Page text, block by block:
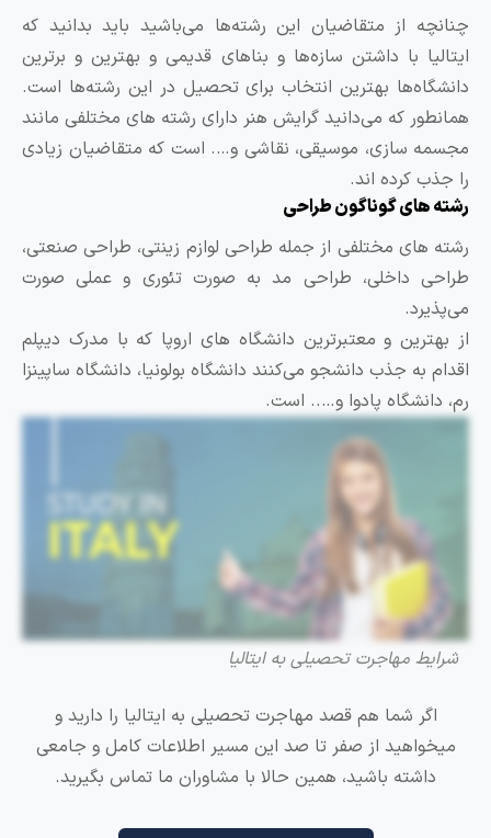
از متقاضیان این رشته‌ها می‌باشید باید بدانید که
با داشتن سازه‌ها و بناهای قدیمی و بهترین و برترین
بهترین انتخاب برای تحصیل در این رشته‌ها است.
که می‌دانید گرایش هنر دارای رشته های مختلفی مانند
سازی، موسیقی، نقاشی و…. است که متقاضیان زیادی
جذب کرده اند.
های گوناگون طراحی
های مختلفی از جمله طراحی لوازم زینتی، طراحی صنعتی،
داخلی، طراحی مد به صورت تئوری و عملی صورت
بهترین و معتبرترین دانشگاه های اروپا که با مدرک دیپلم
به جذب دانشجو می‌کنند دانشگاه بولونیا، دانشگاه ساپینزا
دانشگاه پادوا و….. است.
شرایط مهاجرت تحصیلی به ایتالیا
اگر شما هم قصد مهاجرت تحصیلی به ایتالیا را دارید و
میخواهید از صفر تا صد این مسیر اطلاعات کامل و جامعی
داشته باشید، همین حالا با مشاوران ما تماس بگیرید.